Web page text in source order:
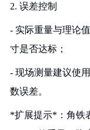
2. 误差控制
- 实际重量与理论
寸是否达标；
- 现场测量建议使
数误差。
*扩展提示*：角铁